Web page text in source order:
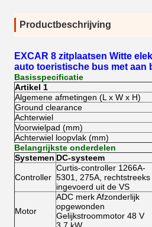
Productbeschrijving
EXCAR 8 zitplaatsen Witte
auto toeristische bus met aan
Basisspecificatie
Artikel 1
Algemene afmetingen (L x W x H)
Ground clearance
Achterwiel
Voorwielpad (mm)
Achterwiel loopvlak (mm)
Belangrijkste onderdelen
Systemen DC-systeem
Controller
Curtis-controller 1266A-
5301, 275A, rechtstreeks
ingevoerd uit de VS
Motor
ADC merk Afzonderlijk
opgewonden
Gelijkstroommotor 48 V